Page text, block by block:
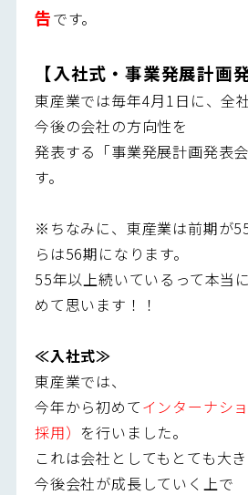
告です。
【入社式・事業発展計画
東産業では毎年4月1日に、全
今後の会社の方向性を
発表する「事業発展計画発表
す。
※ちなみに、東産業は前期が
らは56期になります。
55年以上続いているって本当
めて思います！！
≪入社式≫
東産業では、
今年から初めてインターナシ
採用） を行いました。
これは会社としてもとても大き
今後会社が成長していく上で